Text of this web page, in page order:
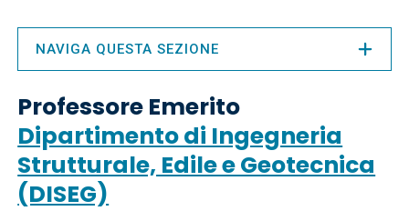
Professore Emerito
Dipartimento di Ingegneria
Strutturale, Edile e Geotecnica
(DISEG)
NAVIGA QUESTA SEZIONE